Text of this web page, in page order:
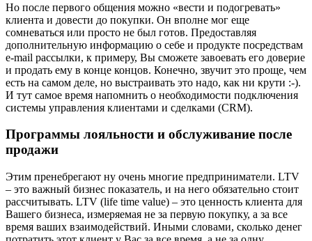
Но после первого общения можно «вести и подогревать»
клиента и довести до покупки. Он вполне мог еще
сомневаться или просто не был готов. Предоставляя
дополнительную информацию о себе и продукте посредствам
e-mail рассылки, к примеру, Вы сможете завоевать его доверие
и продать ему в конце концов. Конечно, звучит это проще, чем
есть на самом деле, но выстраивать это надо, как ни крути :-).
И тут самое время напомнить о необходимости подключения
системы управления клиентами и сделками (CRM).
Программы лояльности и обслуживание после
продажи
Этим пренебрегают ну очень многие предприниматели. LTV
– это важный бизнес показатель, и на него обязательно стоит
рассчитывать. LTV (life time value) – это ценность клиента для
Вашего бизнеса, измеряемая не за первую покупку, а за все
время ваших взаимодействий. Иными словами, сколько денег